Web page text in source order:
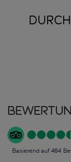
Basierend auf 484